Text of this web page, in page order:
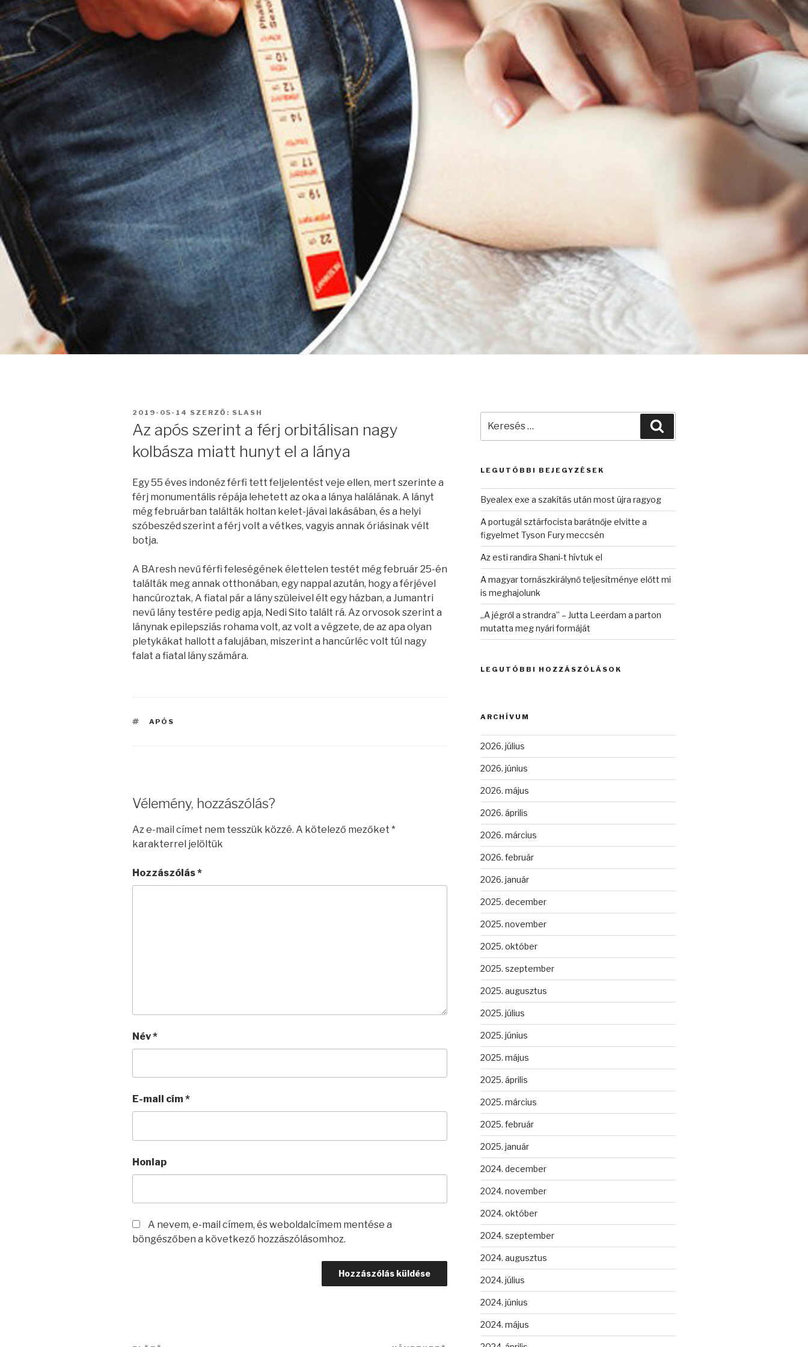
BEKÜLDVE:
2019-05-14 SZERZŐ: SLASH
Az após szerint a férj orbitálisan nagy
kolbásza miatt hunyt el a lánya
Egy 55 éves indonéz férfi tett feljelentést veje ellen, mert szerinte a
férj monumentális répája lehetett az oka a lánya halálának. A lányt
még februárban találták holtan kelet-jávai lakásában, és a helyi
szóbeszéd szerint a férj volt a vétkes, vagyis annak óriásinak vélt
botja.
A BAresh nevű férfi feleségének élettelen testét még február 25-én
találták meg annak otthonában, egy nappal azután, hogy a férjével
hancúroztak, A fiatal pár a lány szüleivel élt egy házban, a Jumantri
nevű lány testére pedig apja, Nedi Sito talált rá. Az orvosok szerint a
lánynak epilepsziás rohama volt, az volt a végzete, de az apa olyan
pletykákat hallott a falujában, miszerint a hancúrléc volt túl nagy
falat a fiatal lány számára.
CÍMKÉK
APÓS
Vélemény, hozzászólás?
Az e-mail címet nem tesszük közzé. A kötelező mezőket *
karakterrel jelöltük
Hozzászólás*
Név*
E-mail cím*
Honlap
A nevem, e-mail címem, és weboldalcímem mentése a
böngészőben a következő hozzászólásomhoz.
következő
LEGUTÓBBI BEJEGYZÉSEK
Byealex exe a szakítás után most újra ragyog
A portugál sztárfocista barátnője elvitte a
figyelmet Tyson Fury meccsén
Az esti randira Shani-t hívtuk el
A magyar tornászkirálynő teljesítménye előtt mi
is meghajolunk
„A jégről a strandra” – Jutta Leerdam a parton
mutatta meg nyári formáját
LEGUTÓBBI HOZZÁSZÓLÁSOK
ARCHÍVUM
2026. július
2026. június
2026. május
2026. április
2026. március
2026. február
2026. január
2025. december
2025. november
2025. október
2025. szeptember
2025. augusztus
2025. július
2025. június
2025. május
2025. április
2025. március
2025. február
2025. január
2024. december
2024. november
2024. október
2024. szeptember
2024. augusztus
2024. július
2024. június
2024. május